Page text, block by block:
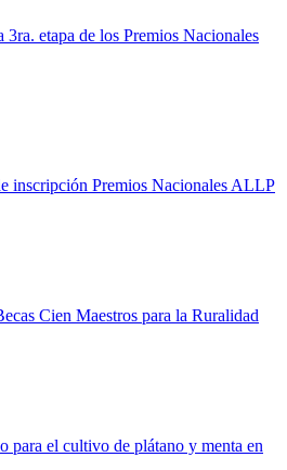
3ra. etapa de los Premios Nacionales
inscripción Premios Nacionales ALLP
Cien Maestros para la Ruralidad
para el cultivo de plátano y menta en